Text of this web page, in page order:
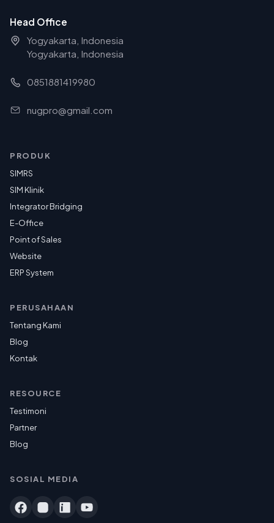
Head Office
Yogyakarta, Indonesia
Yogyakarta, Indonesia
0851881419980
nugpro@gmail.com
PRODUK
SIMRS
SIM Klinik
Integrator Bridging
E-Office
Point of Sales
Website
ERP System
PERUSAHAAN
Tentang Kami
Blog
Kontak
RESOURCE
Testimoni
Partner
Blog
SOSIAL MEDIA